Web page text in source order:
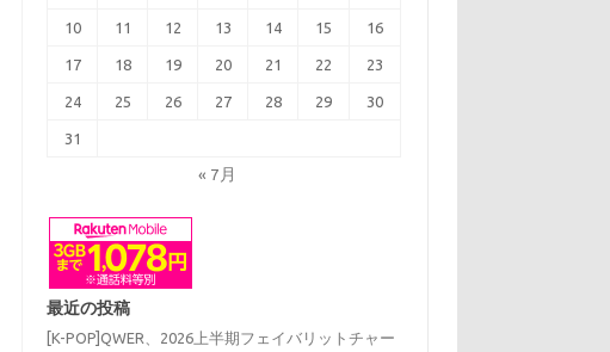
10 11 12 13 14 15 16
17 18 19 20 21 22 23
24 25 26 27 28 29 30
31
« 7月
最近の投稿
[K-POP]QWER、2026上半期フェイバリットチャー